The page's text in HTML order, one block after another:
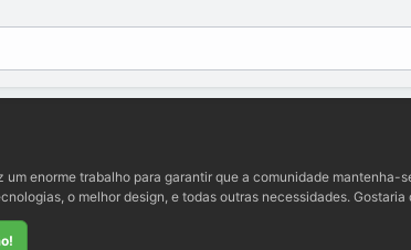
um enorme trabalho para garantir que a comunidade mantenha-
o melhor design, e todas outras necessidades. Gostaria